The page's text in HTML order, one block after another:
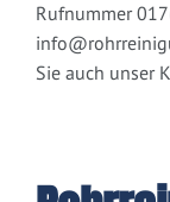
Rufnummer
Sie auch unser